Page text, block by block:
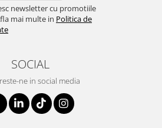
newsletter cu promotiile
mai multe in Politica de
SOCIAL
ne in social media